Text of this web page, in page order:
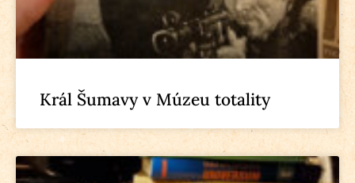
Král Šumavy v Múzeu totality